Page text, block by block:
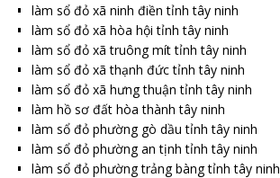
làm sổ đỏ xã ninh điền tỉnh tây ninh
làm sổ đỏ xã hòa hội tỉnh tây ninh
làm sổ đỏ xã truông mít tỉnh tây ninh
làm sổ đỏ xã thạnh đức tỉnh tây ninh
làm sổ đỏ xã hưng thuận tỉnh tây ninh
làm hồ sơ đất hòa thành tây ninh
làm sổ đỏ phường gò dầu tỉnh tây ninh
làm sổ đỏ phường an tịnh tỉnh tây ninh
làm sổ đỏ phường trảng bàng tỉnh tây ninh